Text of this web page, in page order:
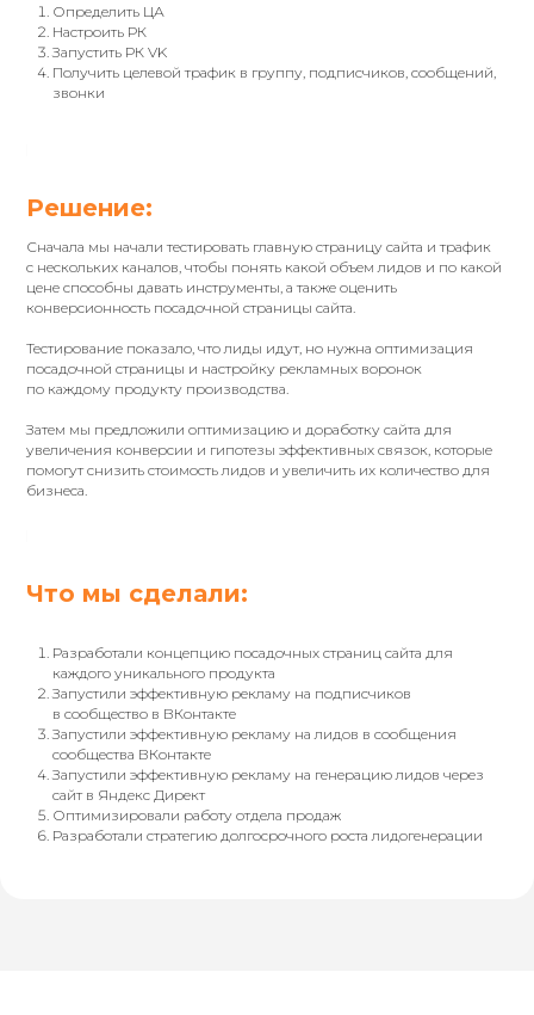
Определить ЦА
Настроить РК
Запустить РК VK
Получить целевой трафик в группу, подписчиков, сообщений,
звонки
Решение:
Сначала мы начали тестировать главную страницу сайта и трафик
с нескольких каналов, чтобы понять какой объем лидов и по какой
цене способны давать инструменты, а также оценить
конверсионность посадочной страницы сайта.
Тестирование показало, что лиды идут, но нужна оптимизация
посадочной страницы и настройку рекламных воронок
по каждому продукту производства.
Затем мы предложили оптимизацию и доработку сайта для
увеличения конверсии и гипотезы эффективных связок, которые
помогут снизить стоимость лидов и увеличить их количество для
бизнеса.
Что мы сделали:
Разработали концепцию посадочных страниц сайта для
каждого уникального продукта
Запустили эффективную рекламу на подписчиков
в сообщество в ВКонтакте
Запустили эффективную рекламу на лидов в сообщения
сообщества ВКонтакте
Запустили эффективную рекламу на генерацию лидов через
сайт в Яндекс Директ
Оптимизировали работу отдела продаж
Разработали стратегию долгосрочного роста лидогенерации